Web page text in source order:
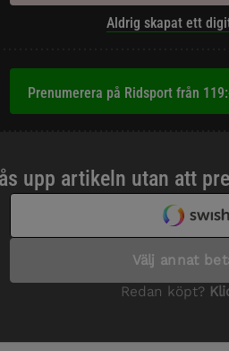
Aldrig skapat ett
Prenumerera på Ridsport från